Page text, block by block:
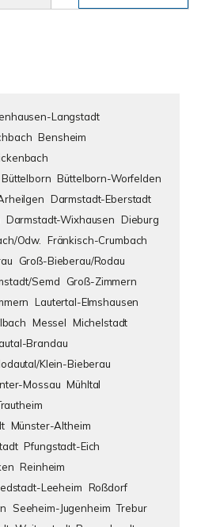
Langstadt
Bensheim
Büttelborn Büttelborn-Worfelden
Darmstadt-Eberstadt
Darmstadt-Wixhausen Dieburg
Odw.
Fränkisch-Crumbach
Groß-Bieberau/Rodau
Semd
Groß-Zimmern
Lautertal-Elmshausen
Messel Michelstadt
Brandau
Klein-Bieberau
Mossau Mühltal
Münster-Altheim
Pfungstadt-Eich
Reinheim
Leeheim Roßdorf
Seeheim-Jugenheim Trebur